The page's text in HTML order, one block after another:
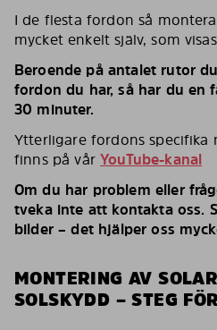
I de flesta fordon så
mycket enkelt själv, som
Beroende på antalet rutor
fordon du har, så har du en
30 minuter.
Ytterligare fordons specifika
finns på vårYouTube-kanal
Om du har problem eller
tveka inte att kontakta oss.
bilder – det hjälper oss
MONTERING AV
SOLSKYDD – STEG